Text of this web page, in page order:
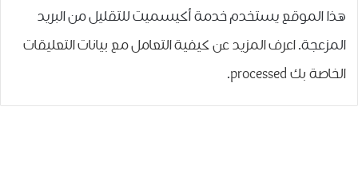
هذا الموقع يستخدم خدمة أكيسميت للتقليل من البريد
المزعجة.اعرف المزيد عن كيفية التعامل مع بيانات التعليقات
الخاصة بك processed
.